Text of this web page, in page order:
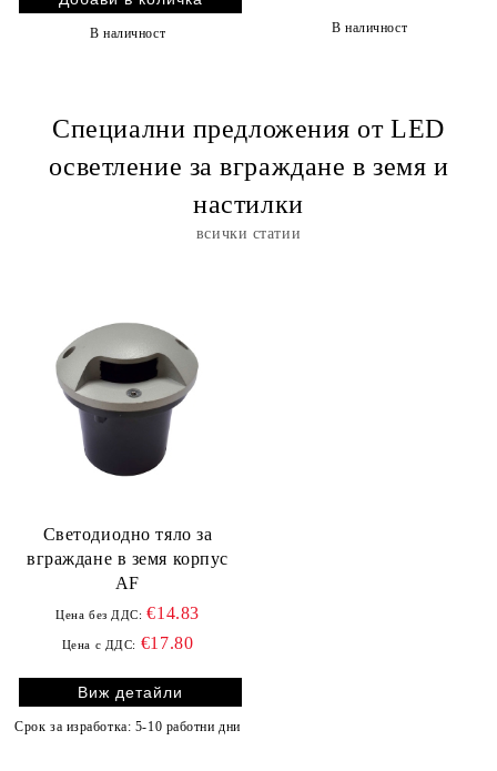
В наличност В наличност
Специални предложения от LED
осветление за вграждане в земя и
настилки
всички статии
Светодиодно тяло за
вграждане в земя корпус
АF
Цена без ДДС: €14.83
Цена с ДДС: €17.80
Виж детайли
Срок за изработка: 5-10 работни дни